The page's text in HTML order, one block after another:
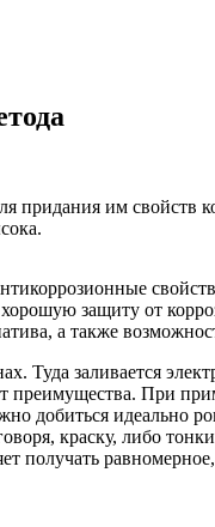
придания им свойств
хорошую защиту от
а также
Туда заливается
преимущества. При
добиться идеально
краску, либо
получать